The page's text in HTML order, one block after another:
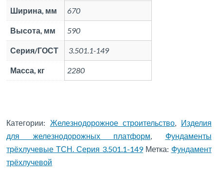
Ширина, мм 670
Высота, мм 590
Серия/ГОСТ 3.501.1-149
Масса, кг 2280
Категории: Железнодорожное строительство
Изделия
для железнодорожных платформ
Фундаменты
трёхлучевые ТСН. Серия 3.501.1-149 Метка: Фундамент
трёхлучевой